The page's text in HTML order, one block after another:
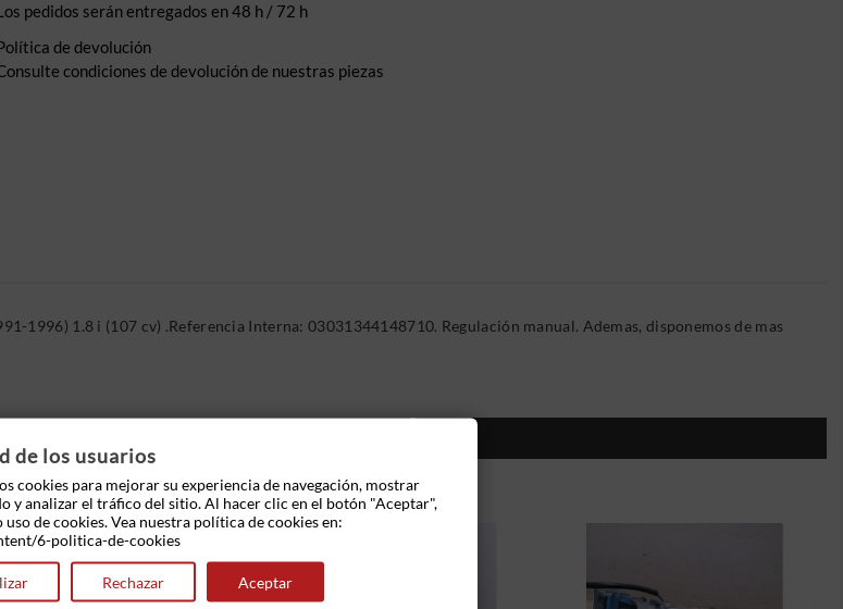
pedidos serán entregados en 48 h / 72 h
de devolución
condiciones de devolución de nuestras piezas
1996) 1.8 i (107 cv) .Referencia Interna: 03031344148710. Regulación manual. Ademas, disponemos de mas
de los usuarios
cookies para mejorar su experiencia de navegación, mostrar
y analizar el tráfico del sitio. Al hacer clic en el botón "Aceptar",
de cookies. Vea nuestra política de cookies en:
6-politica-de-cookies
Rechazar Aceptar